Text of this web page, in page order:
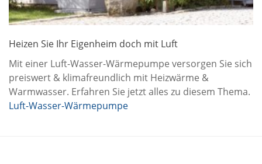
Heizen Sie Ihr Eigenheim doch mit Luft
Mit einer Luft-Wasser-Wärmepumpe versorgen Sie sich
preiswert & klimafreundlich mit Heizwärme &
Warmwasser. Erfahren Sie jetzt alles zu diesem Thema.
Luft-Wasser-Wärmepumpe